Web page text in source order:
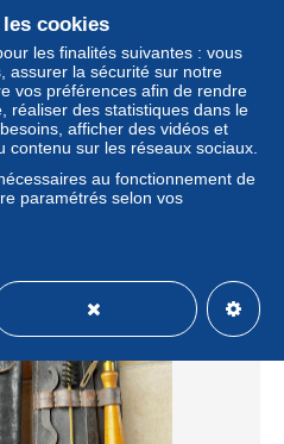
Révolver a broche
$US
cookies
les finalités suivantes : vous
assurer la sécurité sur notre
vos préférences afin de rendre
réaliser des statistiques dans le
afficher des vidéos et
sur les réseaux sociaux.
au fonctionnement de
paramétrés selon vos